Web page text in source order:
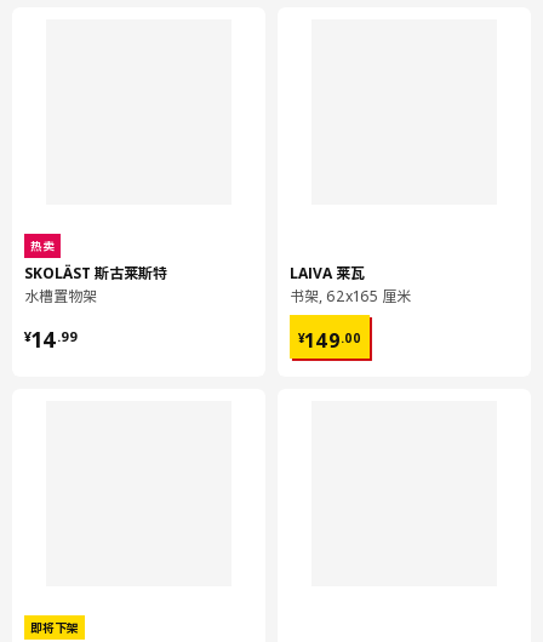
热卖
SKOLÄST 斯古莱斯特
水槽置物架
¥14.99
¥ 14.99
即将下架
LAIVA 莱瓦
书架, 62x165 厘米
¥149.00
¥ 149.00